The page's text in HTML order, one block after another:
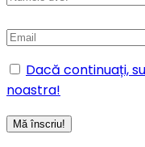
Dacă continuați,
noastra!